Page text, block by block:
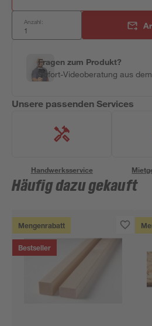
Anzahl:
Fragen zum Produkt?
Sofort-Videoberatung aus
Unsere passenden Services
Handwerksservice
Häufig dazu gekauft
Mengenrabatt
Bestseller